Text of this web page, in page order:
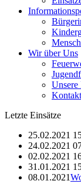
Wir über Uns
Unsere
Kontakt
Letzte Einsätze
25.02.2021
24.02.2021
02.02.2021
31.01.2021
08.01.2021